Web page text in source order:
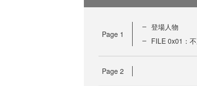
Page 1
登場人物
FILE 0x01：
Page 2